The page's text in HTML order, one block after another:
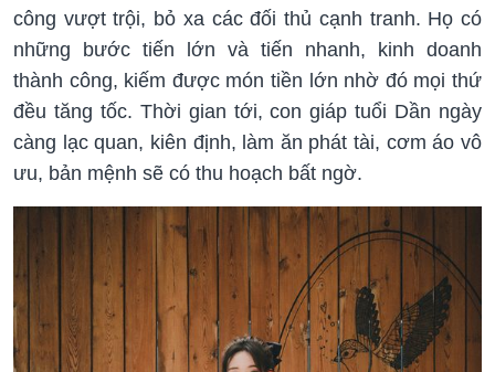
công vượt trội, bỏ xa các đối thủ cạnh tranh. Họ có
những bước tiến lớn và tiến nhanh, kinh doanh
thành công, kiếm được món tiền lớn nhờ đó mọi thứ
đều tăng tốc. Thời gian tới, con giáp tuổi Dần ngày
càng lạc quan, kiên định, làm ăn phát tài, cơm áo vô
ưu, bản mệnh sẽ có thu hoạch bất ngờ.